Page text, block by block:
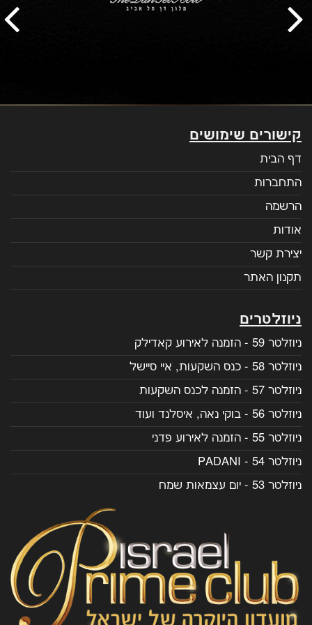
קישורים שימושים
דף הבית
התחברות
הרשמה
אודות
יצירת קשר
תקנון האתר
ניוזלטרים
ניוזלטר 59 - הזמנה לאירוע קאדילק
ניוזלטר 58 - כנס השקעות, איי סיישל
ניוזלטר 57 - הזמנה לכנס השקעות
ניוזלטר 56 - בוקי נאה, איסלנד ועוד
ניוזלטר 55 - הזמנה לאירוע פדני
ניוזלטר 54 - PADANI
ניוזלטר 53 - יום עצמאות שמח